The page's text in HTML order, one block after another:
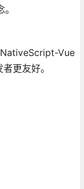
Vue
更友好。